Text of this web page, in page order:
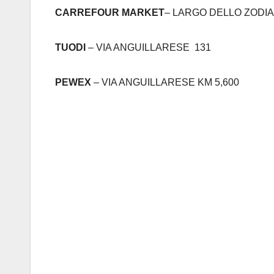
CARREFOUR MARKET– LARGO DELLO
TUODI – VIA ANGUILLARESE 131
PEWEX – VIA ANGUILLARESE KM 5,600